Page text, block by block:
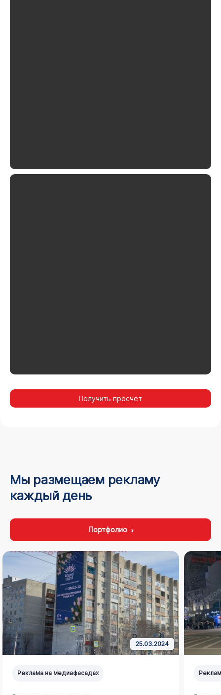
Получить просчёт
Мы размещаем рекламу
каждый день
Портфолио
25.03.2024
Реклама на медиафасадах